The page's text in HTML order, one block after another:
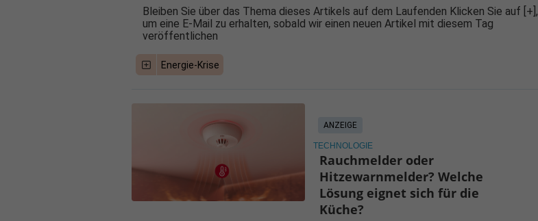
Bleiben Sie über das Thema dieses Artikels auf dem Laufenden Klicken Sie auf [+],
um eine E-Mail zu erhalten, sobald wir einen neuen Artikel mit diesem Tag
veröffentlichen
Energie-Krise
ANZEIGE
TECHNOLOGIE
Rauchmelder oder
Hitzewarnmelder? Welche
Lösung eignet sich für die
Küche?